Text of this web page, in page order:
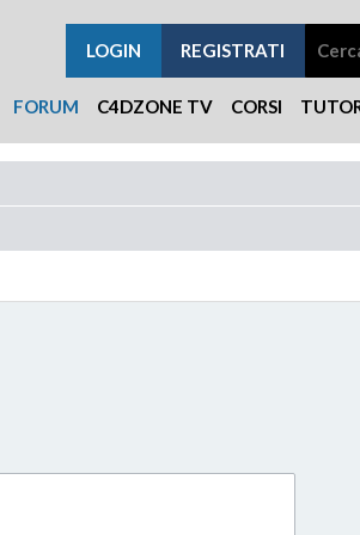
FORUM C4DZONE TV CORSI
REGISTRATI
LOGIN